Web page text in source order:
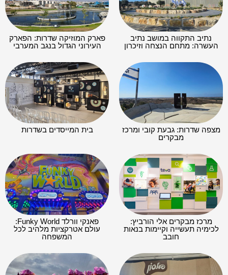
נתיב התקווה במושב נתיב
העשרה: מתחם הנצחה וזיכרון
פארק המוזיקה שדרות: הפארק
העירוני הגדול בנגב המערבי
מצפה שדרות: גבעת קובי ומרכז
מבקרים
בית המייסדים בשדרות
מרכז מבקרים אלי הורביץ:
לכימיה תעשייה וקיימות בנאות
חובב
פאנקי וורלד Funky World:
עולם אטרקציות מלהיב לכל
המשפחה